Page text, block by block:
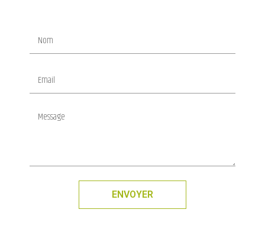
ENVOYER